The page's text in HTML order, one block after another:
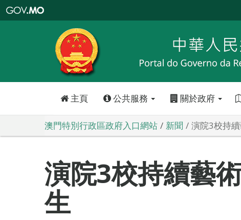
特
政
區
政
口
主頁 公共服務 關於政府
澳門特別行政區政府入口網站 新聞 演院3校持
演院3校持續藝
生